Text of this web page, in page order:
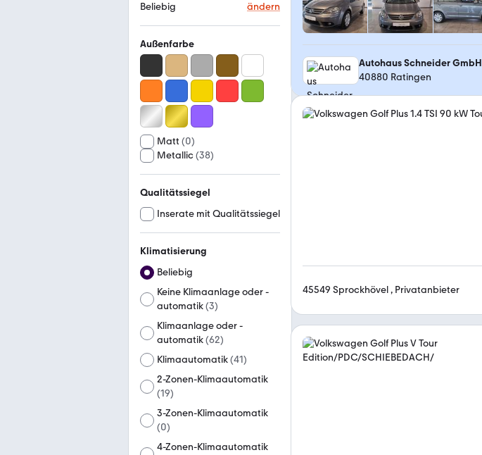
Beliebig
ändern
Außenfarbe
Matt (0)
Metallic(38)
Qualitätssiegel
Inserate mit Qualitätssiegel
Klimatisierung
Beliebig
Keine Klimaanlage oder -
automatik(3)
Klimaanlage oder -
automatik(62)
Klimaautomatik(41)
2-Zonen-Klimaautomatik
(19)
3-Zonen-Klimaautomatik
(0)
4-Zonen-Klimaautomatik
Autohaus Schneider GmbH
40880 Ratingen
45549 Sprockhövel , Privatanbieter